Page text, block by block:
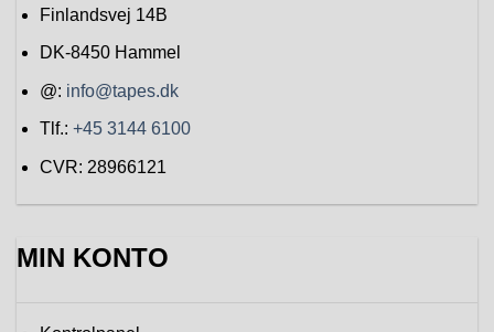
Finlandsvej 14B
DK-8450 Hammel
@: info@tapes.dk
Tlf.: +45 3144 6100
CVR: 28966121
MIN KONTO